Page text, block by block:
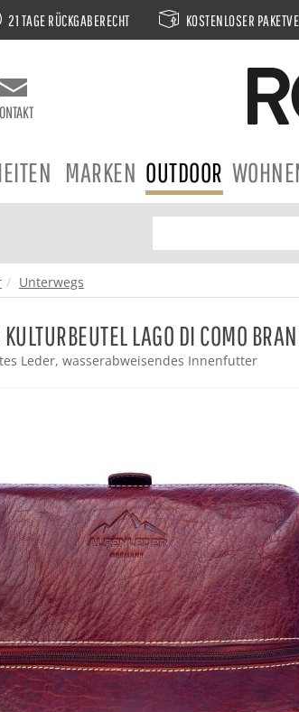
21 TAGE RÜCKGABERECHT KOSTENLOSER
MARKEN OUTDOOR
Unterwegs
LAGO DI COMO
Leder, wasserabweisendes Innenfutter